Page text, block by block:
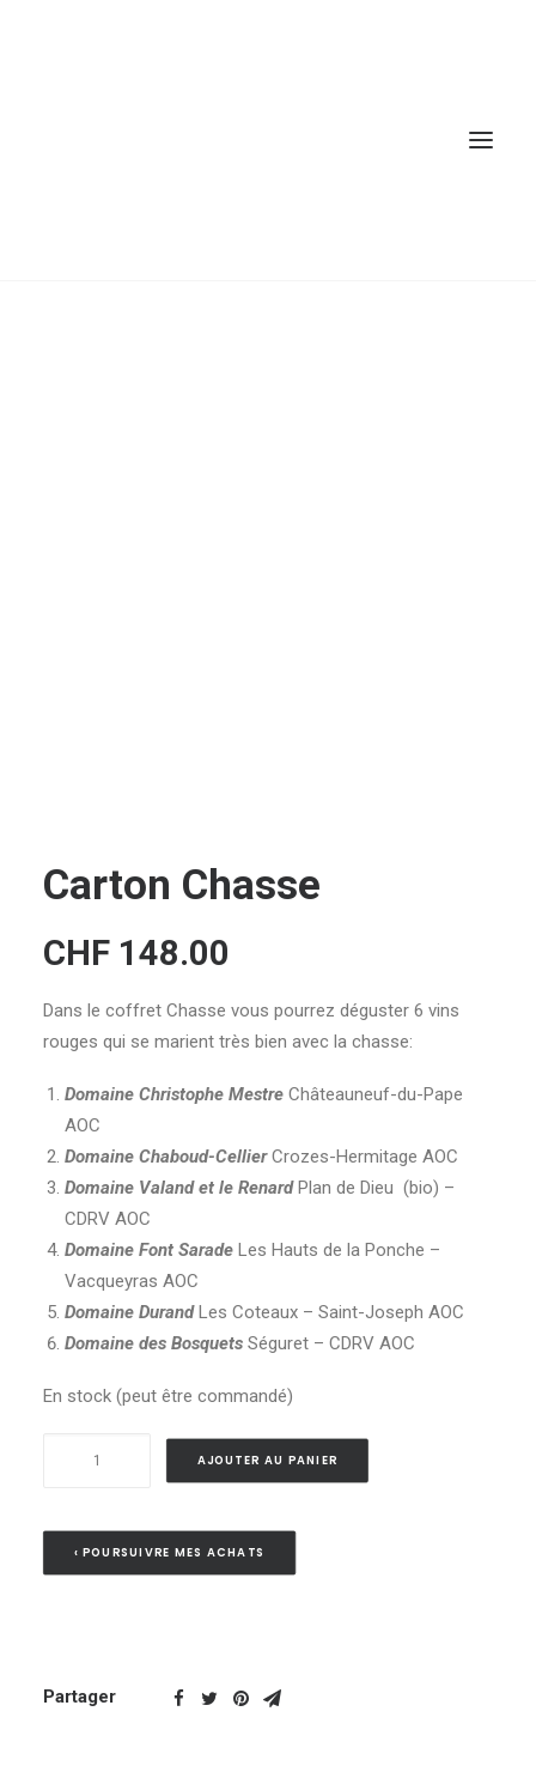
Carton Chasse
CHF 148.00
Dans le coffret Chasse vous pourrez déguster 6 vins
rouges qui se marient très bien avec la chasse:
Domaine Christophe Mestre Châteauneuf-du-Pape
AOC
Domaine Chaboud-CellierCrozes-Hermitage AOC
Domaine Valand et le RenardPlan de Dieu (bio) –
CDRV AOC
Domaine Font Sarade Les Hauts de la Ponche –
Vacqueyras AOC
Domaine DurandLes Coteaux – Saint-Joseph AOC
Domaine des Bosquets Séguret – CDRV AOC
En stock (peut être commandé)
AJOUTER AU PANIER
‹ POURSUIVRE MES ACHATS
Partager